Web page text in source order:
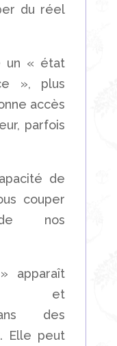
du réel
un « état
», plus
accès
parfois
de
couper
de nos
apparaît
et
des
Elle peut